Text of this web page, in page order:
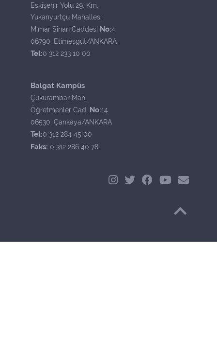
Eskişehir Yolu 29. Km.
Yukarıyurtçu Mahallesi
Mimar Sinan Caddesi No:4
06790, Etimesgut/ANKARA
Tel:0 312 233 10 00
Balgat Kampüs
Çukurambar Mah.
Öğretmenler Cad. No:14
06530, Çankaya/ANKARA
Tel:0 312 284 45 00
Faks: 0 312 286 40 78